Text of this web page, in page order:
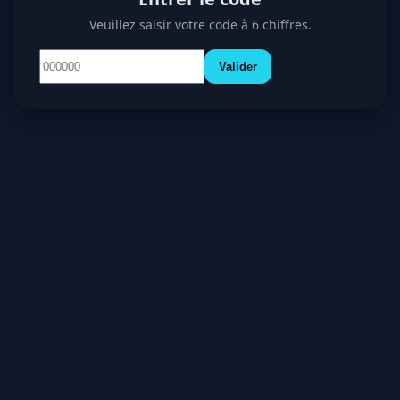
Veuillez saisir votre code à 6 chiffres.
Valider